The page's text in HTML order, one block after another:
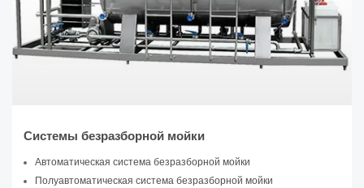
Системы безразборной мойки
Автоматическая система безразборной мойки
Полуавтоматическая система безразборной мойки